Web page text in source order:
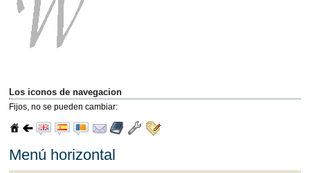
Los iconos de navegacion
Fijos, no se pueden cambiar:
Menú horizontal